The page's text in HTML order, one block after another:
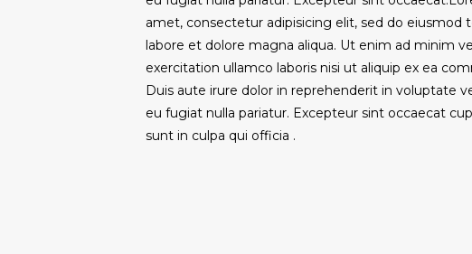
amet, consectetur adipisicing elit, sed do eiusmod
labore et dolore magna aliqua. Ut enim ad minim
exercitation ullamco laboris nisi ut aliquip ex ea
Duis aute irure dolor in reprehenderit in voluptate
eu fugiat nulla pariatur. Excepteur sint occaecat
sunt in culpa qui officia .